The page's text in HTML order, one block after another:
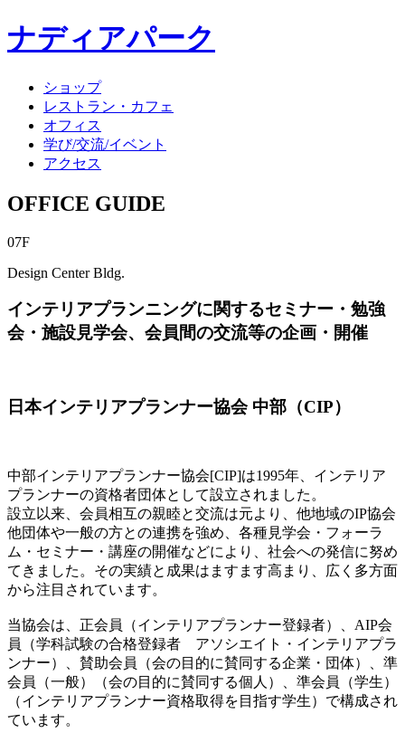
ナディアパーク
ショップ
レストラン・カフェ
オフィス
学び/交流/イベント
アクセス
OFFICE GUIDE
07F
Design Center Bldg.
インテリアプランニングに関するセミナー・勉強
会・施設見学会、会員間の交流等の企画・開催
日本インテリアプランナー協会 中部（CIP）
中部インテリアプランナー協会[CIP]は1995年、インテリア
プランナーの資格者団体として設立されました。
設立以来、会員相互の親睦と交流は元より、他地域のIP協会
他団体や一般の方との連携を強め、各種見学会・フォーラ
ム・セミナー・講座の開催などにより、社会への発信に努め
てきました。その実績と成果はますます高まり、広く多方面
から注目されています。
当協会は、正会員（インテリアプランナー登録者）、AIP会
員（学科試験の合格登録者 アソシエイト・インテリアプラ
ンナー）、賛助会員（会の目的に賛同する企業・団体）、準
会員（一般）（会の目的に賛同する個人）、準会員（学生）
（インテリアプランナー資格取得を目指す学生）で構成され
ています。